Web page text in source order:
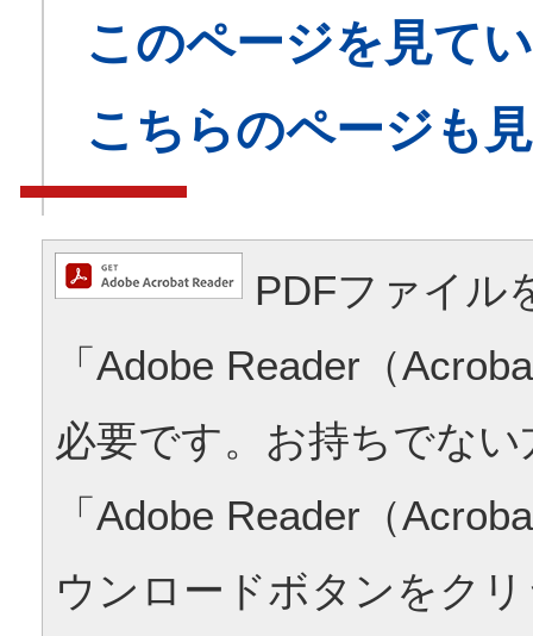
このページを見て
こちらのページも
PDFファイル
「Adobe Reader（
必要です。お持ちでな
「Adobe Reader（
ウンロードボタンをク